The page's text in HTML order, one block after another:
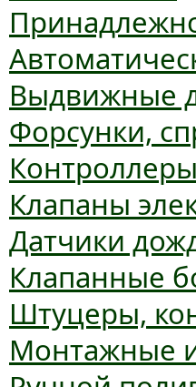
Выдвижные
Форсунки,
Контроллеры
Клапаны
Датчики
Клапанные
Штуцеры,
Монтажные